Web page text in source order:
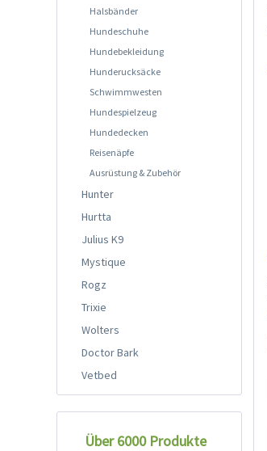
Halsbänder
Hundeschuhe
Hundebekleidung
Hunderucksäcke
Schwimmwesten
Hundespielzeug
Hundedecken
Reisenäpfe
Ausrüstung & Zubehör
Hunter
Hurtta
Julius K9
Mystique
Rogz
Trixie
Wolters
Doctor Bark
Vetbed
Über 6000 Produkte